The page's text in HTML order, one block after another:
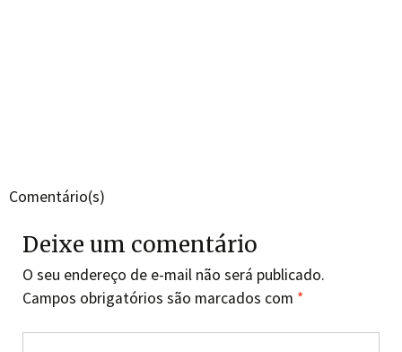
Comentário(s)
Deixe um comentário
O seu endereço de e-mail não será publicado.
Campos obrigatórios são marcados com *